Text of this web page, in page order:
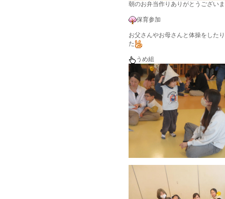
朝のお弁当作りありがとうござい
保育参加
お父さんやお母さんと体操をした
た
うめ組